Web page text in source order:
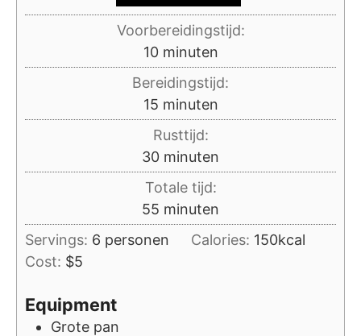
Voorbereidingstijd:
10minuten
minuten
Bereidingstijd:
15minuten
minuten
Rusttijd:
30minuten
minuten
Totale tijd:
55 minuten
minuten
Servings: 6 personen Calories: 150kcal
Cost: $5
Equipment
Grote pan